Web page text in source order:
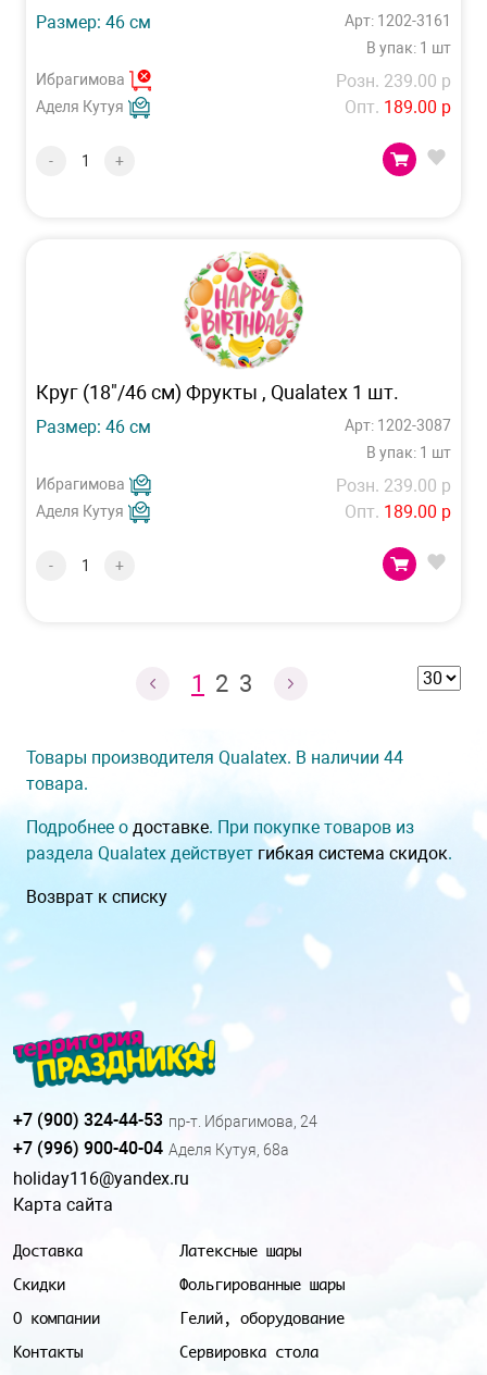
Размер: 46 см
Арт: 1202-3161
В упак: 1 шт
Ибрагимова
Аделя Кутуя
Розн. 239.00 р
Опт. 189.00 р
- +
Круг (18"/46 см) Фрукты , Qualatex 1 шт.
Размер: 46 см
Арт: 1202-3087
В упак: 1 шт
Ибрагимова
Аделя Кутуя
Розн. 239.00 р
Опт. 189.00 р
- +
1 2 3
Товары производителя Qualatex. В наличии 44
товара.
Подробнее о доставке. При покупке товаров из
раздела Qualatex действует гибкая система скидок.
Возврат к списку
Доставка
Скидки
О компании
Контакты
Латексные шары
Фольгированные шары
Гелий, оборудование
Сервировка стола
+7 (900) 324-44-53 пр-т. Ибрагимова, 24
+7 (996) 900-40-04 Аделя Кутуя, 68а
holiday116@yandex.ru
Карта сайта